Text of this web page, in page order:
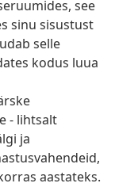
see
sinu sisustust
selle
kodus luua
- lihtsalt
ja
aastateks.